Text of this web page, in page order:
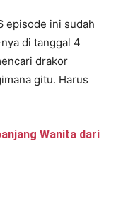
episode ini sudah
di tanggal 4
drakor
gitu. Harus
Wanita dari